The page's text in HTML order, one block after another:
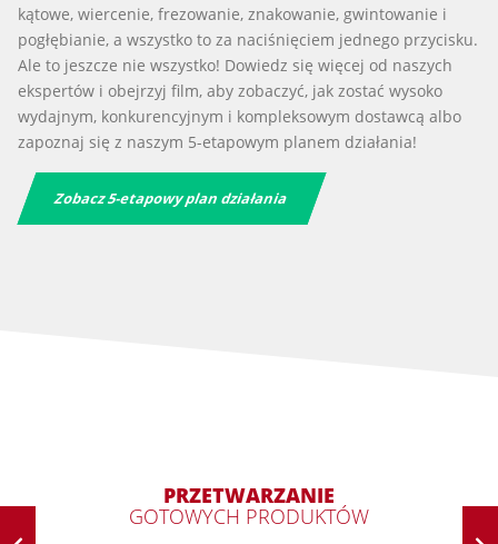
kątowe, wiercenie, frezowanie, znakowanie, gwintowanie i
pogłębianie, a wszystko to za naciśnięciem jednego przycisku.
Ale to jeszcze nie wszystko! Dowiedz się więcej od naszych
ekspertów i obejrzyj film, aby zobaczyć, jak zostać wysoko
wydajnym, konkurencyjnym i kompleksowym dostawcą albo
zapoznaj się z naszym 5-etapowym planem działania!
Zobacz 5-etapowy plan działania
PRZETWARZANIE
GOTOWYCH PRODUKTÓW